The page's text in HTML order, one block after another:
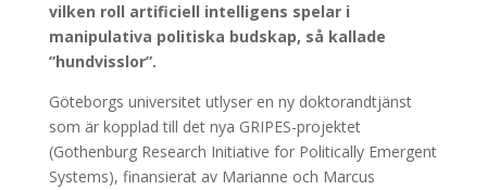
vilken roll artificiell intelligens spelar i
manipulativa politiska budskap, så kallade
”hundvisslor”.
Göteborgs universitet utlyser en ny doktorandtjänst
som är kopplad till det nya GRIPES-projektet
(Gothenburg Research Initiative for Politically Emergent
Systems), finansierat av Marianne och Marcus